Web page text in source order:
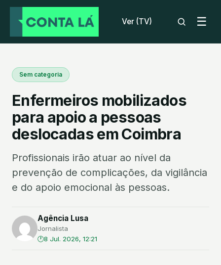
Ver (TV) ☰
Sem categoria
Enfermeiros mobilizados
para apoio a pessoas
deslocadas em Coimbra
Profissionais irão atuar ao nível da
prevenção de complicações, da vigilância
e do apoio emocional às pessoas.
Agência Lusa
Jornalista
8 Jul. 2026, 12:21